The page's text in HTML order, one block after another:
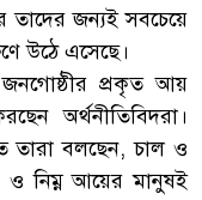
তাদের জন্যই সবচেয়ে
উঠে এসেছে।
জনগোষ্ঠীর প্রকৃত আয়
অর্থনীতিবিদরা।
তারা বলছেন, চাল ও
ও নিম্ন আয়ের মানুষই